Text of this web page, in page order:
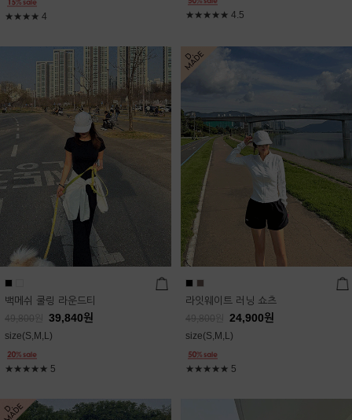
★★★★ 4 ★★★★★ 4.5
백메쉬 쿨링 라운드티
49,800 39,840원
size(S,M,L)
★★★★★ 5
라잇웨이트 러닝 쇼츠
49,800 24,900원
size(S,M,L)
★★★★★ 5